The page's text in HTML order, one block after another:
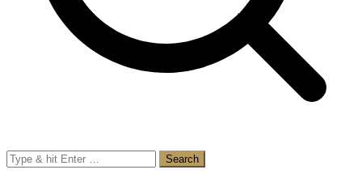
Search